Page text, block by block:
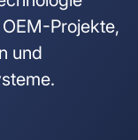
Projekte,
und